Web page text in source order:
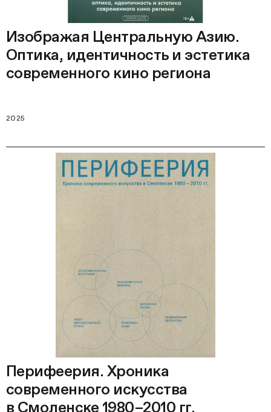
Изображая Центральную Азию.
Оптика, идентичность и эстетика
современного кино региона
2025
Перифеерия. Хроника
современного искусства
в Смоленске 1980–2010 гг.